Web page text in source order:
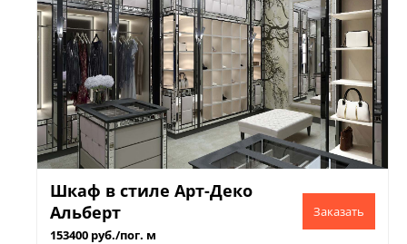
Шкаф в стиле Арт-Деко
Альберт
153400 руб./пог. м